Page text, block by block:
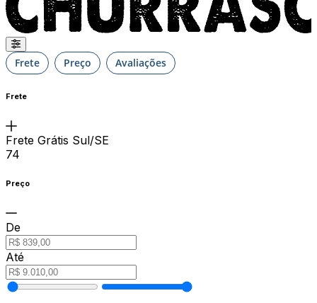
Frete Preço Avaliações
Frete
Frete Grátis Sul/SE
74
Preço
De
Até